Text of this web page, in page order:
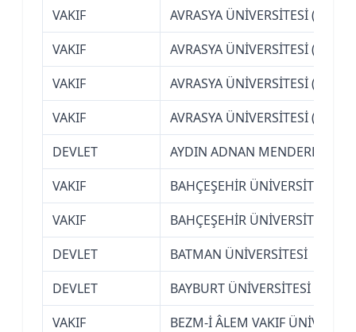
VAKIF
AVRASYA ÜNİVERSİTESİ
VAKIF
AVRASYA ÜNİVERSİTESİ
VAKIF
AVRASYA ÜNİVERSİTESİ
VAKIF
AVRASYA ÜNİVERSİTESİ
DEVLET
AYDIN ADNAN MENDERES
VAKIF
BAHÇEŞEHİR ÜNİVERSİTESİ
VAKIF
BAHÇEŞEHİR ÜNİVERSİTESİ
DEVLET
BATMAN ÜNİVERSİTESİ
DEVLET
BAYBURT ÜNİVERSİTESİ
VAKIF
BEZM-İ ÂLEM VAKIF